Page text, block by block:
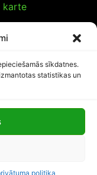
sīkdatnes.
statistikas un
politika
karte